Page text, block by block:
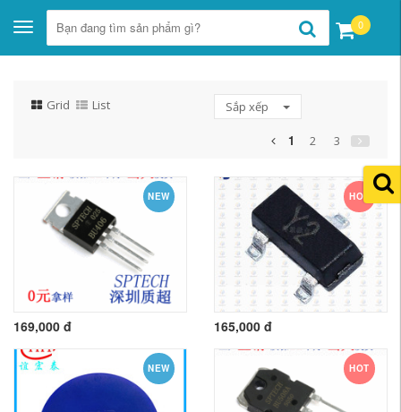
Toggle
navigation
0
Grid List Sắp xếp
1 2 3
NEW
169,000 đ
HOT
165,000 đ
NEW HOT